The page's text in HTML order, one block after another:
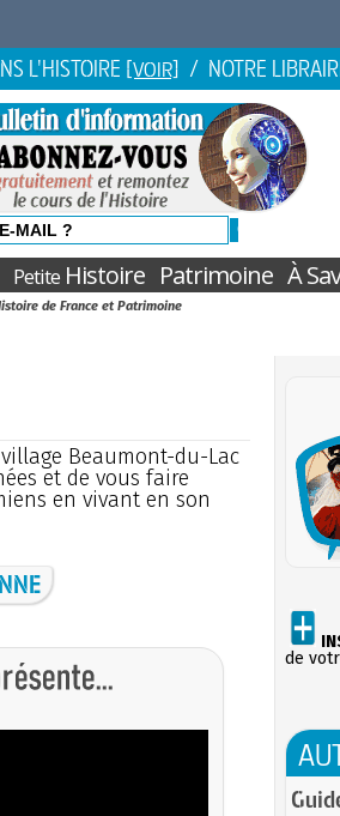
L'HISTOIRE [VOIR] / NOTRE
PetiteHistoire Patrimoine À
de France et Patrimoine
Beaumont-du-Lac
et de vous faire
en vivant en son
de